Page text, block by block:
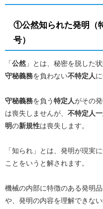
①公然知られた発明（
号）
「 公然 」とは、秘密を脱した
守秘義務を負わない不特定人
守秘義務を負う 特定人がその
は喪失しませんが、 不特定人一
明の新規性は喪失します。
「知られ」とは、発明が現実
ことをいうと解されます。
機械の内部に特徴のある発明
や、発明の内容を理解できな